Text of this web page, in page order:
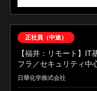
正社員（中途）
【福井：リモート】IT
フラ／セキュリティ中
日華化学株式会社